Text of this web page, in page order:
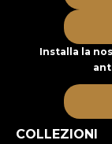
Installa la
COLLEZIONI